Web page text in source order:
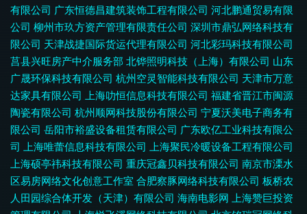
有限公司 广东恒德昌建筑装饰工程有限公司 河北鹏通贸易有限
公司 柳州市玖方资产管理有限责任公司 深圳市鼎弘网络科技有
限公司 天津战捷国际货运代理有限公司 河北彩玛科技有限公司
莒县兴旺房产中介服务部 北铧照明科技（上海）有限公司 山东
广晟环保科技有限公司 杭州空灵智能科技有限公司 天津市万意
达家具有限公司 上海叻恒信息科技有限公司 福建省晋江市闽源
陶瓷有限公司 杭州顺网科技股份有限公司 宁夏沃美电子商务有
限公司 岳阳市裕盛设备租赁有限公司 广东欧亿工业科技有限公
司 上海唯蕾信息科技有限公司 上海聚民冷暖设备工程有限公司
上海硕亭祎科技有限公司 重庆冠鑫贝科技有限公司 南京市溧水
区易房网络文化创意工作室 合肥察豚网络科技有限公司 板桥农
人田园综合体开发（天津）有限公司 海南电影网 上海赞巨投资